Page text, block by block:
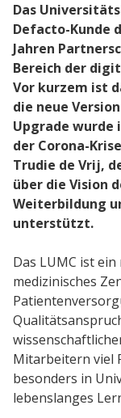
Lösungen
Service
Hosting &
Schnittstellen
E-Learning
Kunden
Cases
Das
Defacto-Kunde
Jahren
Bereich der
Vor kurzem ist
die neue
Upgrade wurde
der Corona-
Trudie de Vrij,
über die Vision
Weiterbildung
unterstützt.
Das LUMC ist
medizinisches
Mitarbeitern viel
besonders in
lebenslanges